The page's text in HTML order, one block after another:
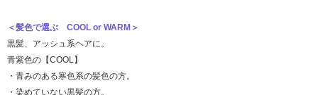
＜髪色で選ぶ COOL or WARM＞
黒髪、アッシュ系ヘアに。
青紫色の 【COOL】
・青みのある寒色系の髪色の方。
・染めていない黒髪の方。